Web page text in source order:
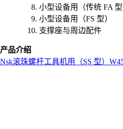
小型设备用（传统 FA 型
小型设备用（FS 型）
支撑座与周边配件
产品介绍
Nsk滚珠螺杆工具机用（SS 型）